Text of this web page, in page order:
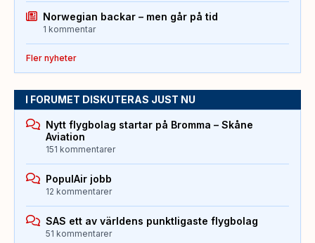
Norwegian backar – men går på tid
1 kommentar
Fler nyheter
I FORUMET DISKUTERAS JUST NU
Nytt flygbolag startar på Bromma – Skåne
Aviation
151 kommentarer
PopulAir jobb
12 kommentarer
SAS ett av världens punktligaste flygbolag
51 kommentarer